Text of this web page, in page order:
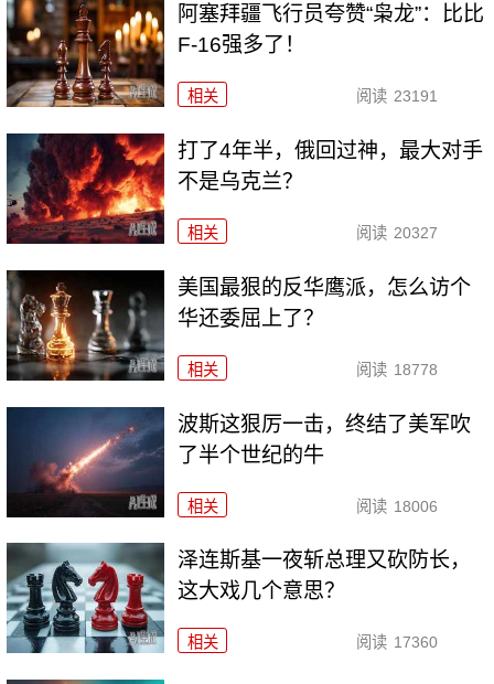
阿塞拜疆飞行员夸赞“枭龙”：比比
F-16强多了！
相关 阅读 23191
打了4年半，俄回过神，最大对手
不是乌克兰？
相关 阅读 20327
美国最狠的反华鹰派，怎么访个
华还委屈上了？
相关 阅读 18778
波斯这狠厉一击，终结了美军吹
了半个世纪的牛
相关 阅读 18006
泽连斯基一夜斩总理又砍防长，
这大戏几个意思？
相关 阅读 17360